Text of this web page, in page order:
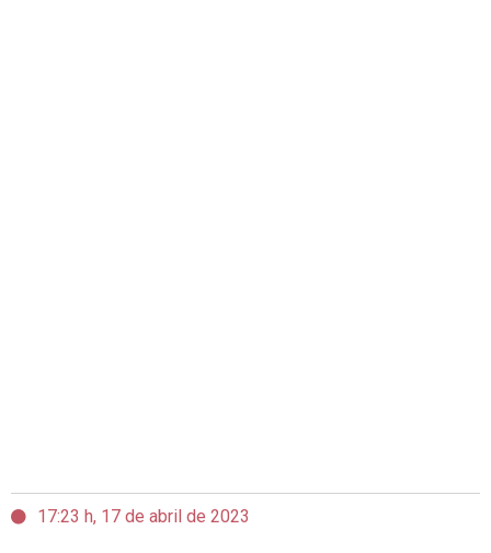
17:23 h, 17 de abril de 2023